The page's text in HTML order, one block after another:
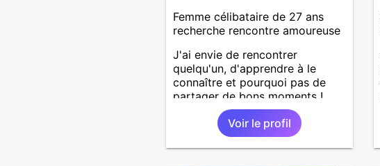
Femme célibataire de 27 ans
recherche rencontre amoureuse
J'ai envie de rencontrer
quelqu'un, d'apprendre à le
connaître et pourquoi pas de
partager de bons moments !
Voir le profil